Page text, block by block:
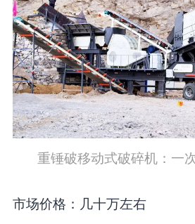
重锤破移动式破碎机：一
市场价格：几十万左右